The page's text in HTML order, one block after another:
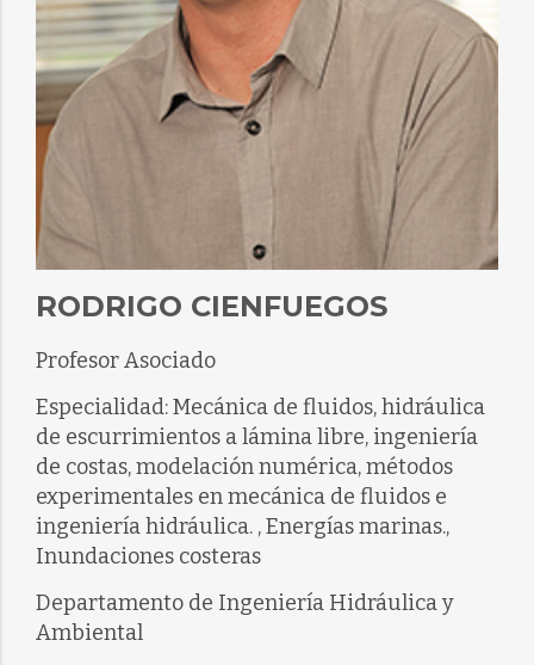
RODRIGO CIENFUEGOS
Profesor Asociado
Especialidad: Mecánica de fluidos, hidráulica
de escurrimientos a lámina libre, ingeniería
de costas, modelación numérica, métodos
experimentales en mecánica de fluidos e
ingeniería hidráulica. , Energías marinas.,
Inundaciones costeras
Departamento de Ingeniería Hidráulica y
Ambiental